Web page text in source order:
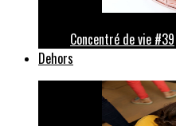
Concentré de vie #39
Dehors